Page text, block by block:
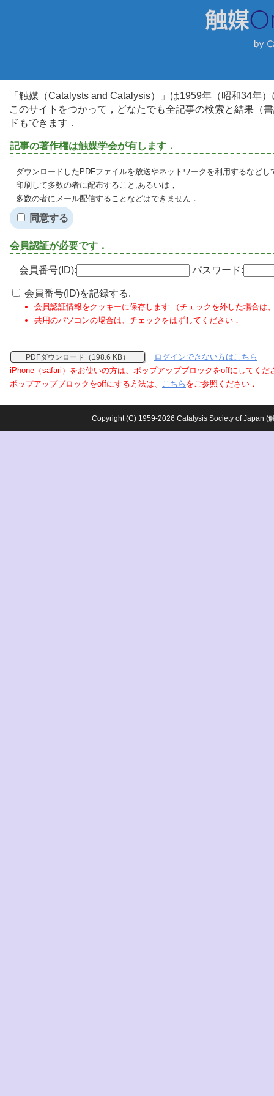
「触媒（Catalysts and Catalysis）」は1959年（昭和34年
このサイトをつかって，どなたでも全記事の検索と結果（
ドもできます．
記事の著作権は触媒学会が有します．
ダウンロードしたPDFファイルを放送やネットワークを利用するなど
印刷して多数の者に配布すること,あるいは，
多数の者にメール配信することなどはできません．
同意する
会員認証が必要です．
会員番号(ID): パスワード:
会員番号(ID)を記録する.
会員認証情報をクッキーに保存します.（チェックを外した場合は
共用のパソコンの場合は、チェックをはずしてください．
PDFダウンロード（198.6 KB）
ログインできない方はこちら
iPhone（safari）をお使いの方は、ポップアップブロックをoffにしてくだ
ポップアップブロックをoffにする方法は、 こちら をご参照ください．
Copyright (C) 1959-2026 Catalysis Society of Japan (